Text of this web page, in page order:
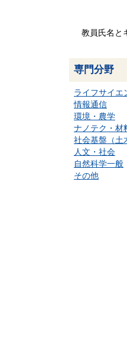
教員氏名と
専門分野
ライフサイエ
情報通信
環境・農学
ナノテク・材
社会基盤（土
人文・社会
自然科学一般
その他